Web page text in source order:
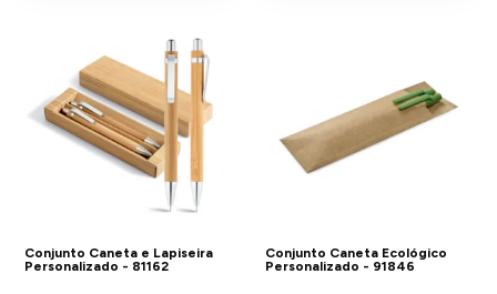
Conjunto Caneta e Lapiseira
Personalizado - 81162
Conjunto Caneta Ecológico
Personalizado - 91846